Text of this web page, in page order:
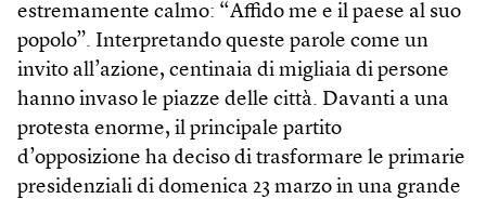
estremamente calmo: “Affido me e il paese al suo
popolo”. Interpretando queste parole come un
invito all’azione, centinaia di migliaia di persone
hanno invaso le piazze delle città. Davanti a una
protesta enorme, il principale partito
d’opposizione ha deciso di trasformare le primarie
presidenziali di domenica 23 marzo in una grande